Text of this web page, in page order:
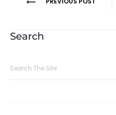
entradas
Search